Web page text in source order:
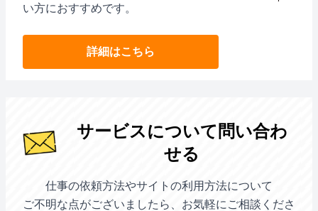
い方におすすめです。
詳細はこちら
サービスについて問い合わ
せる
仕事の依頼方法やサイトの利用方法について
ご不明な点がございましたら、お気軽にご相談くださ